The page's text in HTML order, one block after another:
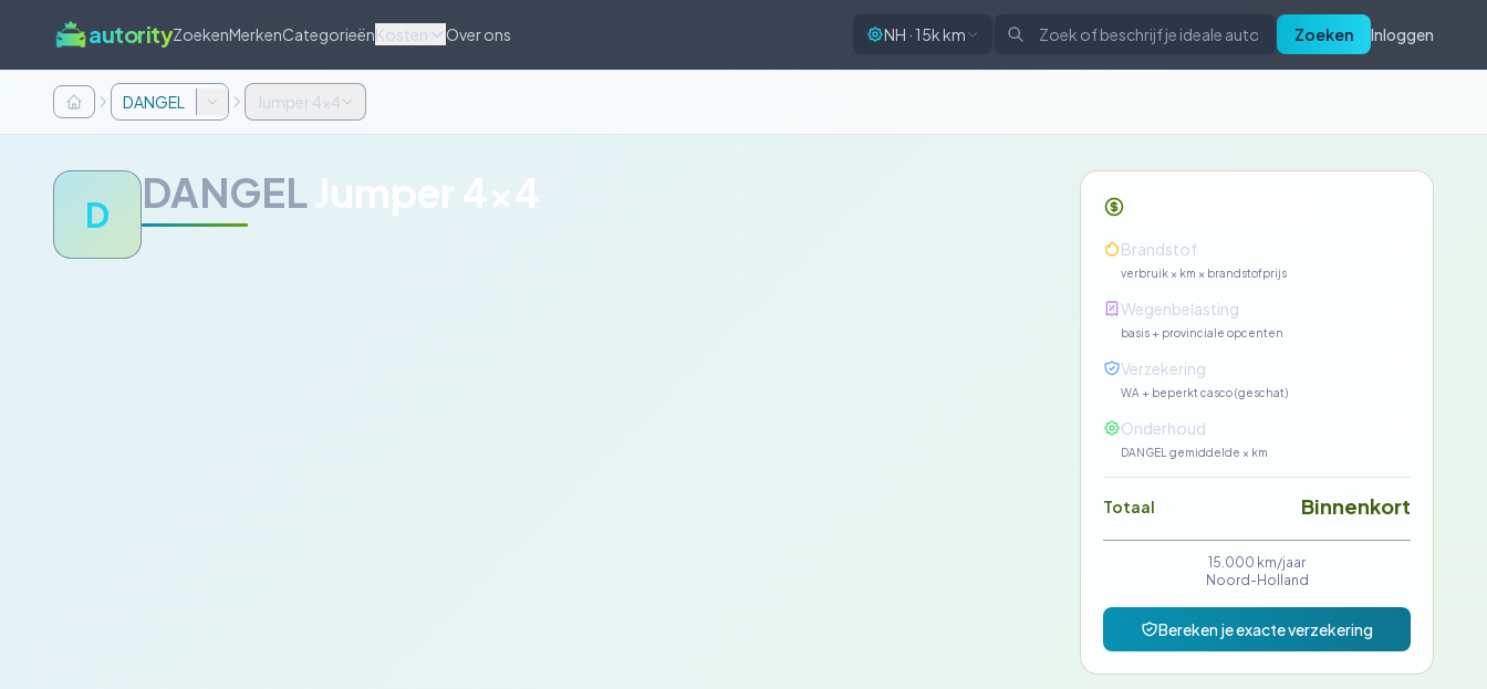
autorityZoekenMerkenCategorieënKosten Over ons NH · 15k km Zoeken Inloggen
DANGEL Jumper 4x4
D DANGELJumper 4x4
Brandstof
verbruik × km × brandstofprijs
Wegenbelasting
basis + provinciale opcenten
Verzekering
WA + beperkt casco (geschat)
Onderhoud
DANGEL gemiddelde × km
Totaal Binnenkort
15.000 km/jaar
Noord-Holland
Bereken je exacte verzekering